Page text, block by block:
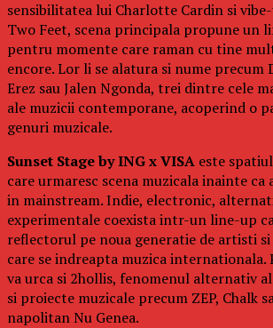
sensibilitatea lui Charlotte Cardin si
Two Feet, scena principala propune un
pentru momente care raman cu tine
encore. Lor li se alatura si nume precum
Erez sau Jalen Ngonda, trei dintre cele
ale muzicii contemporane, acoperind o
genuri muzicale.
Sunset Stage by ING x VISA este
care urmaresc scena muzicala inainte ca
in mainstream. Indie, electronic,
experimentale coexista intr-un line-up
reflectorul pe noua generatie de artisti
care se indreapta muzica internationala.
va urca si 2hollis, fenomenul alternativ
si proiecte muzicale precum ZEP, Chalk
napolitan Nu Genea.